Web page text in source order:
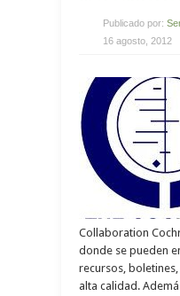
Publicado por:
16 agosto, 2012
Collaboration
donde se pueden
recursos,
alta calidad.